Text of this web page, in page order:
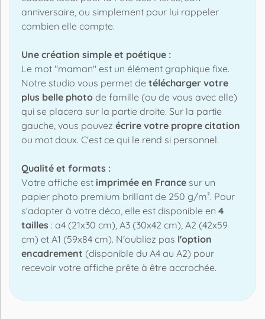
anniversaire, ou simplement pour lui rappeler
combien elle compte.
Une création simple et poétique :
Le mot "maman" est un élément graphique fixe.
Notre studio vous permet de télécharger votre
plus belle photo de famille (ou de vous avec elle)
qui se placera sur la partie droite. Sur la partie
gauche, vous pouvez écrire votre propre citation
ou mot doux. C'est ce qui le rend si personnel.
Qualité et formats :
Votre affiche est imprimée en France sur un
papier photo premium brillant de 250 g/m². Pour
s'adapter à votre déco, elle est disponible en 4
tailles : a4 (21x30 cm), A3 (30x42 cm), A2 (42x59
cm) et A1 (59x84 cm). N'oubliez pas l'option
encadrement (disponible du A4 au A2) pour
recevoir votre affiche prête à être accrochée.